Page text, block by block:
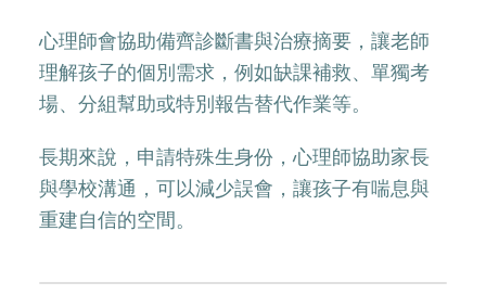
心理師會協助備齊診斷書與治療摘要，讓老師
理解孩子的個別需求，例如缺課補救、單獨考
場、分組幫助或特別報告替代作業等。
長期來說，申請特殊生身份，心理師協助家長
與學校溝通，可以減少誤會，讓孩子有喘息與
重建自信的空間。